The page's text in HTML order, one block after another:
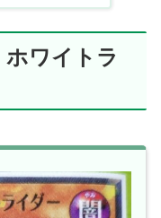
ホワイトラ